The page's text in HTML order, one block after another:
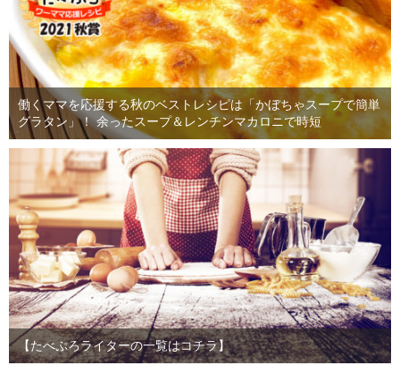
働くママを応援する秋のベストレシピは「かぼちゃスープで簡単
グラタン」！ 余ったスープ＆レンチンマカロニで時短
【たべぷろライターの一覧はコチラ】